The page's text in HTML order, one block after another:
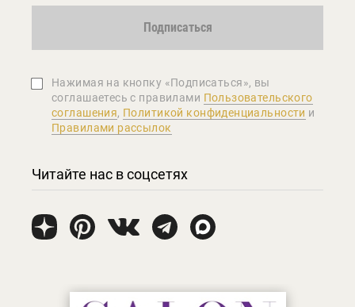
Подписаться
Нажимая на кнопку «Подписаться», вы
соглашаетеcь с правилами Пользовательского
соглашения, Политикой конфиденциальности и
Правилами рассылок
Читайте нас в соцсетях